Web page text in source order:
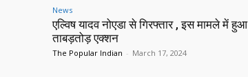
News
एल्विष यादव नोएडा से गिरफ्तार , इस मामले में हुआ
ताबड़तोड़ एक्शन
The Popular Indian - March 17, 2024